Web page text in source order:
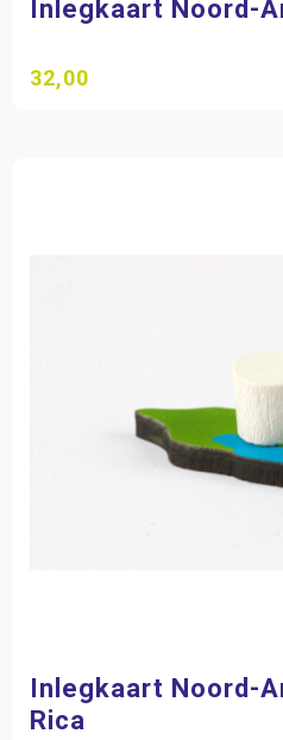
Inlegkaart Noord-
32,00
Inlegkaart Noord-
Rica